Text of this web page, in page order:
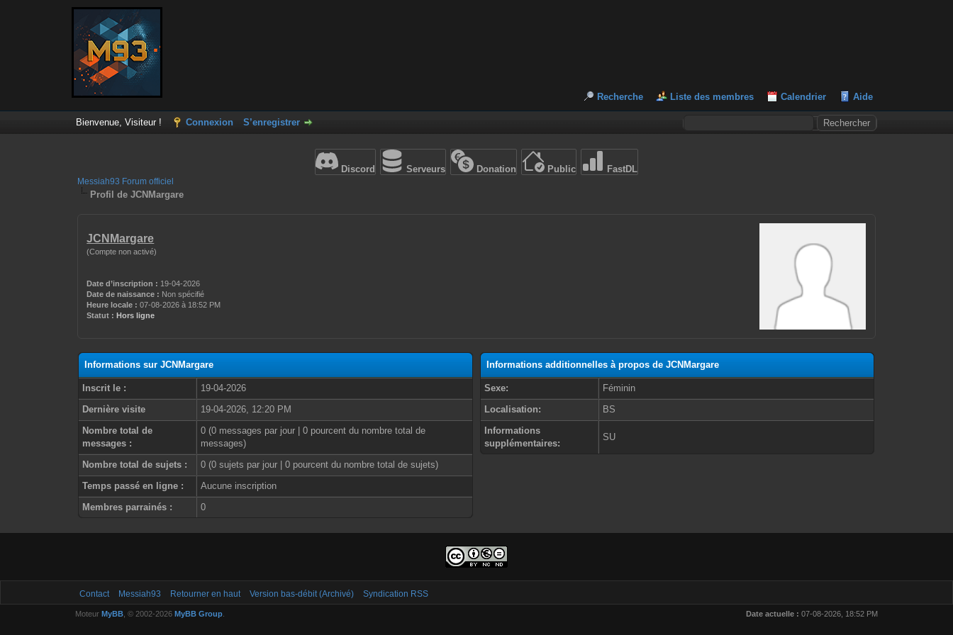
Recherche Liste des membres Calendrier Aide
Bienvenue, Visiteur ! Connexion S’enregistrer
Discord Serveurs Donation Public FastDL
Messiah93 Forum officiel
Profil de JCNMargare
JCNMargare
(Compte non activé)
Date d’inscription : 19-04-2026
Date de naissance : Non spécifié
Heure locale : 07-08-2026 à 18:52 PM
Statut : Hors ligne
Informations sur JCNMargare
Inscrit le :
19-04-2026
Dernière visite
19-04-2026, 12:20 PM
Nombre total de
messages :
0 (0 messages par jour | 0 pourcent du nombre total de
messages)
Nombre total de sujets :
0 (0 sujets par jour | 0 pourcent du nombre total de sujets)
Temps passé en ligne :
Aucune inscription
Membres parrainés :
0
Informations additionnelles à propos de JCNMargare
Sexe:
Féminin
Localisation:
BS
Informations
supplémentaires:
SU
Contact Messiah93 Retourner en haut Version bas-débit (Archivé) Syndication RSS
Date actuelle : 07-08-2026, 18:52 PM
Moteur MyBB, © 2002-2026 MyBB Group.